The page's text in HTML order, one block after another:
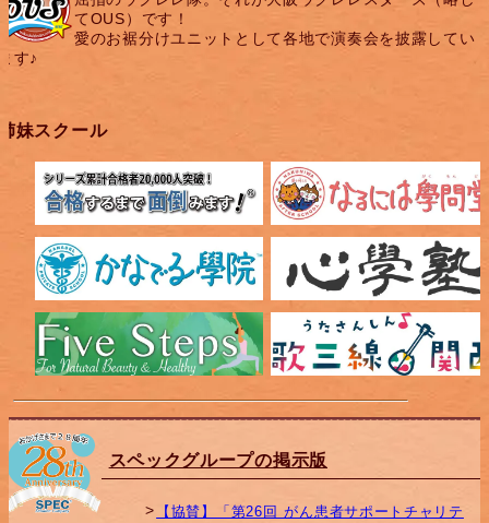
てOUS）です！
愛のお裾分けユニットとして各地で演奏会を披露してい
す♪
妹スクール
スペックグループの掲示版
【協賛】「第26回 がん患者サポートチャリテ